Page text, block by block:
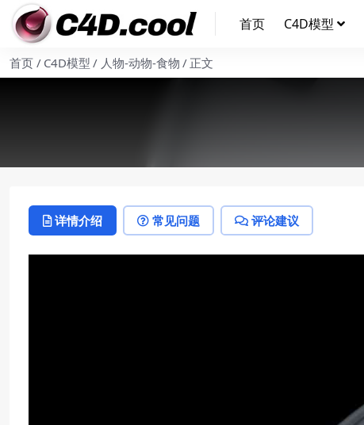
首页 C4D模型
首页 C4D模型 人物-动物-食物 正文
详情介绍 常见问题 评论建议